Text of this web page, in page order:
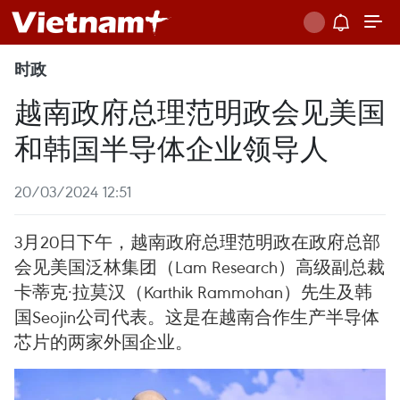
时政
越南政府总理范明政会见美国
和韩国半导体企业领导人
20/03/2024 12:51
3月20日下午，越南政府总理范明政在政府总部
会见美国泛林集团（Lam Research）高级副总裁
卡蒂克·拉莫汉（Karthik Rammohan）先生及韩
国Seojin公司代表。这是在越南合作生产半导体
芯片的两家外国企业。